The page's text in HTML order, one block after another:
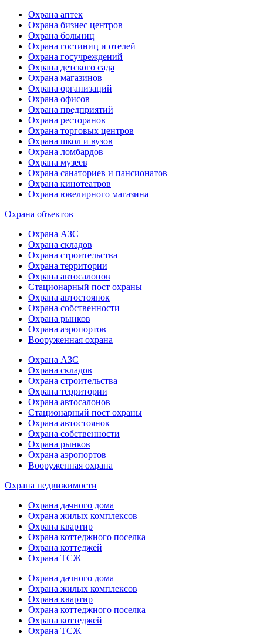
Охрана аптек
Охрана бизнес центров
Охрана больниц
Охрана гостиниц и отелей
Охрана госучреждений
Охрана детского сада
Охрана магазинов
Охрана организаций
Охрана офисов
Охрана предприятий
Охрана ресторанов
Охрана торговых центров
Охрана школ и вузов
Охрана ломбардов
Охрана музеев
Охрана санаториев и пансионатов
Охрана кинотеатров
Охрана ювелирного магазина
Охрана объектов
Охрана АЗС
Охрана складов
Охрана строительства
Охрана территории
Охрана автосалонов
Стационарный пост охраны
Охрана автостоянок
Охрана собственности
Охрана рынков
Охрана аэропортов
Вооруженная охрана
Охрана АЗС
Охрана складов
Охрана строительства
Охрана территории
Охрана автосалонов
Стационарный пост охраны
Охрана автостоянок
Охрана собственности
Охрана рынков
Охрана аэропортов
Вооруженная охрана
Охрана недвижимости
Охрана дачного дома
Охрана жилых комплексов
Охрана квартир
Охрана коттеджного поселка
Охрана коттеджей
Охрана ТСЖ
Охрана дачного дома
Охрана жилых комплексов
Охрана квартир
Охрана коттеджного поселка
Охрана коттеджей
Охрана ТСЖ